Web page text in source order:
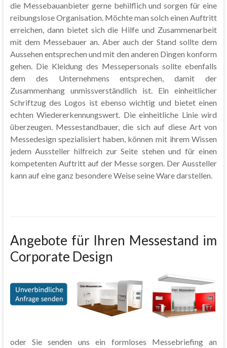
die Messebauanbieter gerne behilflich und sorgen für eine
reibungslose Organisation. Möchte man solch einen Auftritt
erreichen, dann bietet sich die Hilfe und Zusammenarbeit
mit dem Messebauer an. Aber auch der Stand sollte dem
Aussehen entsprechen und mit den anderen Dingen konform
gehen. Die Kleidung des Messepersonals sollte ebenfalls
dem des Unternehmens entsprechen, damit der
Zusammenhang unmissverständlich ist. Ein einheitlicher
Schriftzug des Logos ist ebenso wichtig und bietet einen
echten Wiedererkennungswert. Die einheitliche Linie wird
überzeugen. Messestandbauer, die sich auf diese Art von
Messedesign spezialisiert haben, können mit ihrem Wissen
jedem Aussteller hilfreich zur Seite stehen und für einen
kompetenten Auftritt auf der Messe sorgen. Der Aussteller
kann auf eine ganz besondere Weise seine Ware darstellen.
Angebote für Ihren Messestand im
Corporate Design
oder Sie senden uns ein formloses Messebriefing an